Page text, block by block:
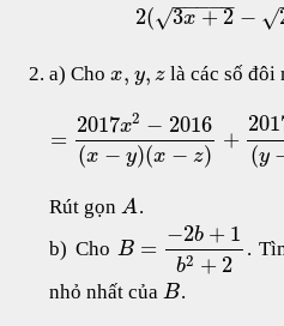
2( 3x +2
− −
−−−
√ − √
a) Chox, y, zlà các số đôi
=
2017x2 − 2016
(x − y)(x − z)
+
(y
Rút gọnA.
b) Cho B =
−2b + 1
b2 + 2
.
nhỏ nhất củaB.